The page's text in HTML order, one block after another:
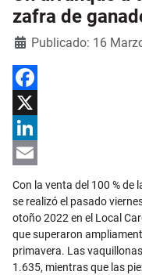
zafra de
DetallesPublicado: 16
Facebook
X
LinkedIn
Email
Con la venta del 100 %
se realizó el pasado
otoño 2022 en el Local
que superaron
primavera. Las
1.635, mientras que las